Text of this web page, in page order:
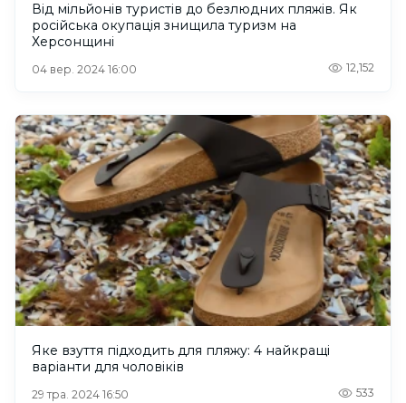
Від мільйонів туристів до безлюдних пляжів. Як
російська окупація знищила туризм на
Херсонщині
04 вер. 2024 16:00 12,152
Яке взуття підходить для пляжу: 4 найкращі
варіанти для чоловіків
29 тра. 2024 16:50 533